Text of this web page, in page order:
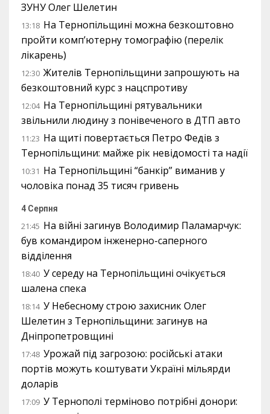
ЗУНУ Олег Шелетин
13:18 На Тернопільщині можна безкоштовно
пройти комп’ютерну томографію (перелік
лікарень)
12:30 Жителів Тернопільщини запрошують на
безкоштовний курс з нацспротиву
12:04 На Тернопільщині рятувальники
звільнили людину з понівеченого в ДТП авто
11:23 На щиті повертається Петро Федів з
Тернопільщини: майже рік невідомості та надії
10:31 На Тернопільщині “банкір” виманив у
чоловіка понад 35 тисяч гривень
4 Серпня
21:45 На війні загинув Володимир Паламарчук:
був командиром інженерно-саперного
відділення
18:40 У середу на Тернопільщині очікується
шалена спека
18:14 У Небесному строю захисник Олег
Шелетин з Тернопільщини: загинув на
Дніпропетровщині
17:48 Урожай під загрозою: російські атаки
портів можуть коштувати Україні мільярди
доларів
17:09 У Тернополі терміново потрібні донори: